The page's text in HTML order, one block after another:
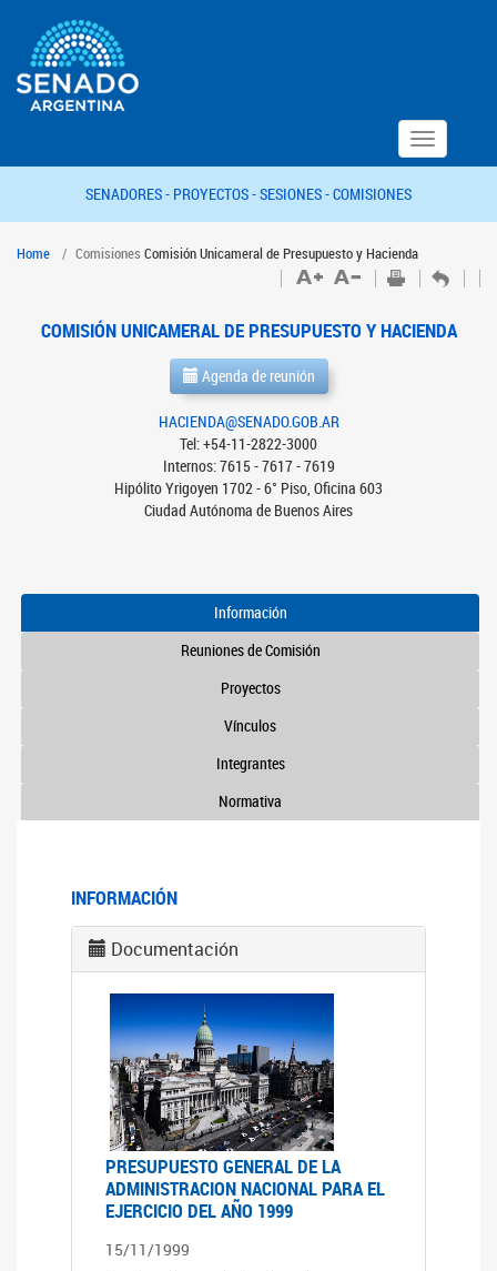
Toggle
navigation
SENADORES - PROYECTOS -SESIONES -COMISIONES
Home Comisiones Comisión Unicameral de Presupuesto y Hacienda
COMISIÓN UNICAMERAL DE PRESUPUESTO Y HACIENDA
Agenda de reunión
HACIENDA@SENADO.GOB.AR
Tel: +54-11-2822-3000
Internos: 7615 - 7617 - 7619
Hipólito Yrigoyen 1702 - 6° Piso, Oficina 603
Ciudad Autónoma de Buenos Aires
Información
Reuniones de Comisión
Proyectos
Vínculos
Integrantes
Normativa
INFORMACIÓN
Documentación
PRESUPUESTO GENERAL DE LA
ADMINISTRACION NACIONAL PARA EL
EJERCICIO DEL AÑO 1999
15/11/1999